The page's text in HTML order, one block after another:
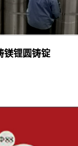
镁锂圆铸锭